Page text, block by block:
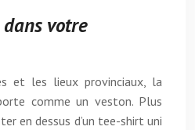
votre
et les lieux provinciaux, la
comme un veston. Plus
en dessus d’un tee-shirt uni